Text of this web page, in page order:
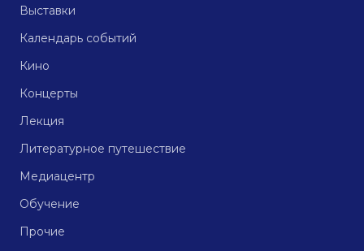
Выставки
Календарь событий
Кино
Концерты
Лекция
Литературное путешествие
Медиацентр
Обучение
Прочие